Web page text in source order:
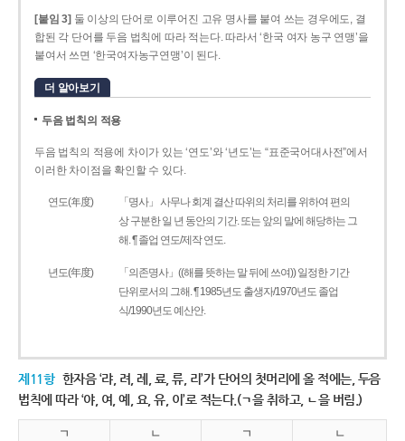
[붙임 3] 둘 이상의 단어로 이루어진 고유 명사를 붙여 쓰는 경우에도, 결
합된 각 단어를 두음 법칙에 따라 적는다. 따라서 ‘한국 여자 농구 연맹’을
붙여서 쓰면 ‘한국여자농구연맹’이 된다.
더 알아보기
두음 법칙의 적용
두음 법칙의 적용에 차이가 있는 ‘연도’와 ‘년도’는 “표준국어대사전”에서
이러한 차이점을 확인할 수 있다.
연도(年度)
「명사」 사무나 회계 결산 따위의 처리를 위하여 편의
상 구분한 일 년 동안의 기간. 또는 앞의 말에 해당하는 그
해. ¶ 졸업 연도/제작 연도.
년도(年度)
「의존명사」((해를 뜻하는 말 뒤에 쓰여)) 일정한 기간
단위로서의 그해. ¶ 1985년도 출생자/1970년도 졸업
식/1990년도 예산안.
제11항 한자음 ‘랴, 려, 례, 료, 류, 리’가 단어의 첫머리에 올 적에는, 두음
법칙에 따라 ‘야, 여, 예, 요, 유, 이’로 적는다.(ㄱ을 취하고, ㄴ을 버림.)
ㄱ ㄴ ㄱ ㄴ